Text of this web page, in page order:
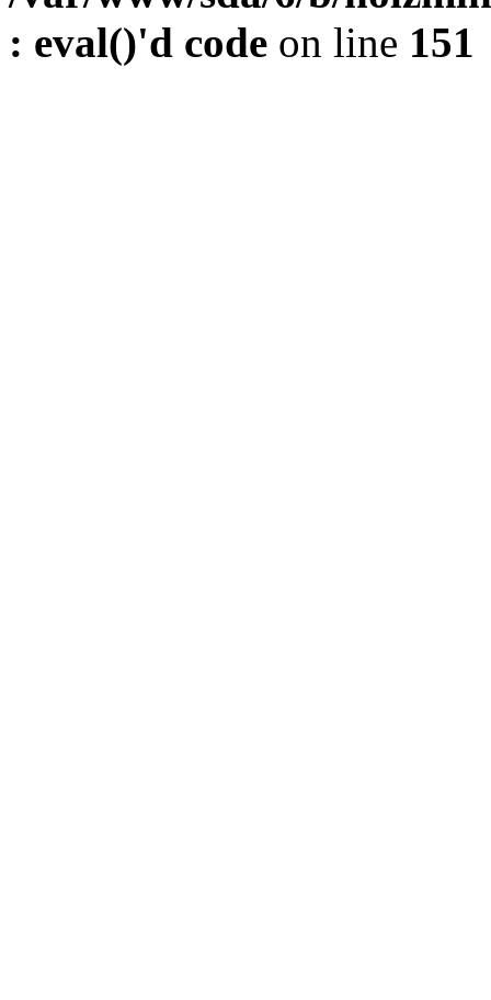
: eval()'d code on line 151